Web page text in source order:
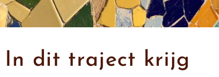
In dit traject krijg